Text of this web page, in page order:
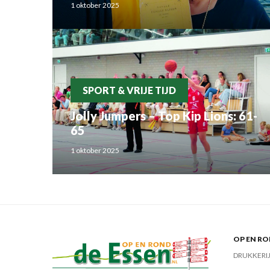
Rahma el Mouden
1 oktober 2025
SPORT & VRIJE TIJD
Jolly Jumpers – Top Kip Lions: 61-
65
1 oktober 2025
OP EN